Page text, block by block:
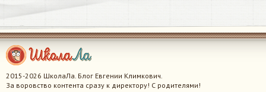
2015-2026 ШколаЛа. Блог Евгении Климкович.
За воровство контента сразу к директору! С родителями!